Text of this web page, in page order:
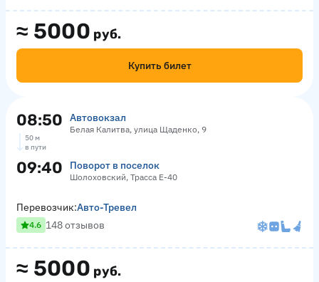
≈ 5000 руб.
Купить билет
08:50 Автовокзал
Белая Калитва, улица Щаденко, 9
50 м
в пути
09:40 Поворот в поселок
Шолоховский, Трасса Е-40
≈ 5000 руб.
Перевозчик:Авто-Тревел
4.6 148 отзывов